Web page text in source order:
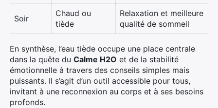
Soir
Chaud ou
tiède
Relaxation et meilleure
qualité de sommeil
En synthèse, l’eau tiède occupe une place centrale
dans la quête du Calme H2O et de la stabilité
émotionnelle à travers des conseils simples mais
puissants. Il s’agit d’un outil accessible pour tous,
invitant à une reconnexion au corps et à ses besoins
profonds.